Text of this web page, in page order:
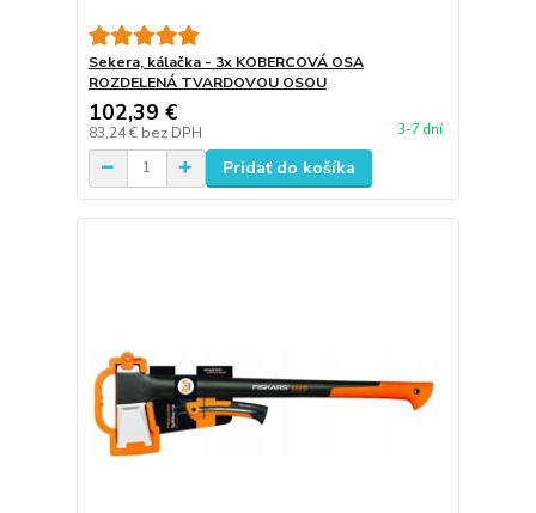
Sekera, kálačka - 3x KOBERCOVÁ OSA
ROZDELENÁ TVARDOVOU OSOU
102,39 €
83,24 € bez DPH 3-7 dní
Pridať do košíka